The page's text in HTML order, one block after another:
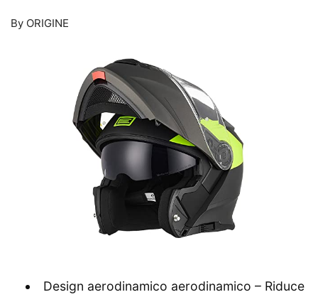
By ORIGINE
Design aerodinamico aerodinamico – Riduce